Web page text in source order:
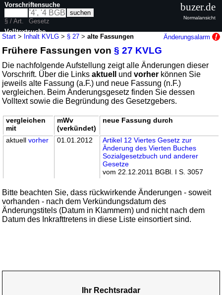
Start > Inhalt KVLG > § 27 >alte Fassungen Änderungsalarm
Frühere Fassungen von§ 27 KVLG
Die nachfolgende Aufstellung zeigt alle Änderungen dieser
Vorschrift. Über die Linksaktuell undvorher können Sie
jeweils alte Fassung (a.F.) und neue Fassung (n.F.)
vergleichen. Beim Änderungsgesetz finden Sie dessen
Volltext sowie die Begründung des Gesetzgebers.
vergleichen
mit
mWv
(verkündet)
neue Fassung durch
aktuellvorher 01.01.2012
Artikel 12 Viertes Gesetz zur
Änderung des Vierten Buches
Sozialgesetzbuch und anderer
Gesetze
vom 22.12.2011 BGBl. I S. 3057
Bitte beachten Sie, dass rückwirkende Änderungen - soweit
vorhanden - nach dem Verkündungsdatum des
Änderungstitels (Datum in Klammern) und nicht nach dem
Datum des Inkrafttretens in diese Liste einsortiert sind.
Vorschriftensuche
§ / Art.
Gesetz
Volltextsuche
nur in KVLG
buzer.de
Normalansicht
Ihr Rechtsradar